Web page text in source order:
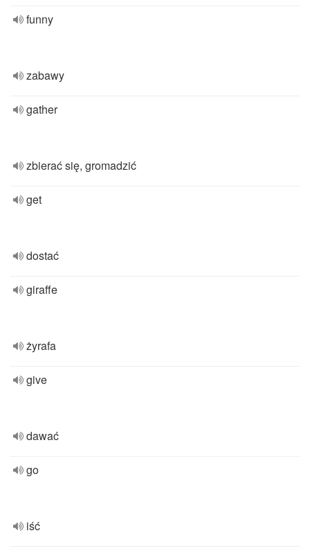
funny
zabawy
gather
zbierać się, gromadzić
get
dostać
giraffe
żyrafa
give
dawać
go
iść